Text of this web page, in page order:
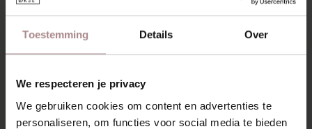
Toestemming Details Over
We respecteren je privacy
We gebruiken cookies om content en advertenties te
personaliseren, om functies voor social media te bieden